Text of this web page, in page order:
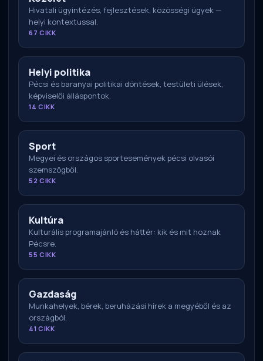
Hivatali ügyintézés, fejlesztések, közösségi ügyek —
helyi kontextussal.
67 CIKK
Helyi politika
Pécsi és baranyai politikai döntések, testületi ülések,
képviselői álláspontok.
14 CIKK
Sport
Megyei és országos sportesemények pécsi olvasói
szemszögből.
52 CIKK
Kultúra
Kulturális programajánló és háttér: kik és mit hoznak
Pécsre.
55 CIKK
Gazdaság
Munkahelyek, bérek, beruházási hírek a megyéből és az
országból.
41 CIKK